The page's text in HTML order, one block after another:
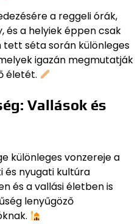
a reggeli órák,
és a helyiek éppen csak
tett séta során különleges
igazán megmutatják
életét.
Vallások és
különleges vonzereje a
és nyugati kultúra
és a vallási életben is
lenyűgöző